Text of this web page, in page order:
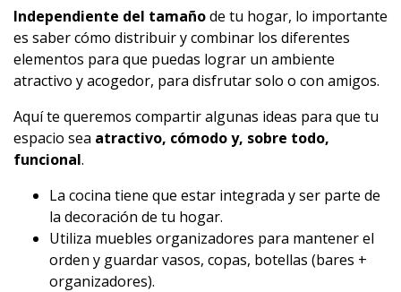
Independiente del tamañode tu hogar, lo importante
es saber cómo distribuir y combinar los diferentes
elementos para que puedas lograr un ambiente
atractivo y acogedor, para disfrutar solo o con amigos.
Aquí te queremos compartir algunas ideas para que tu
espacio sea atractivo, cómodo y, sobre todo,
funcional.
La cocina tiene que estar integrada y ser parte de
la decoración de tu hogar.
Utiliza muebles organizadores para mantener el
orden y guardar vasos, copas, botellas (bares +
organizadores).